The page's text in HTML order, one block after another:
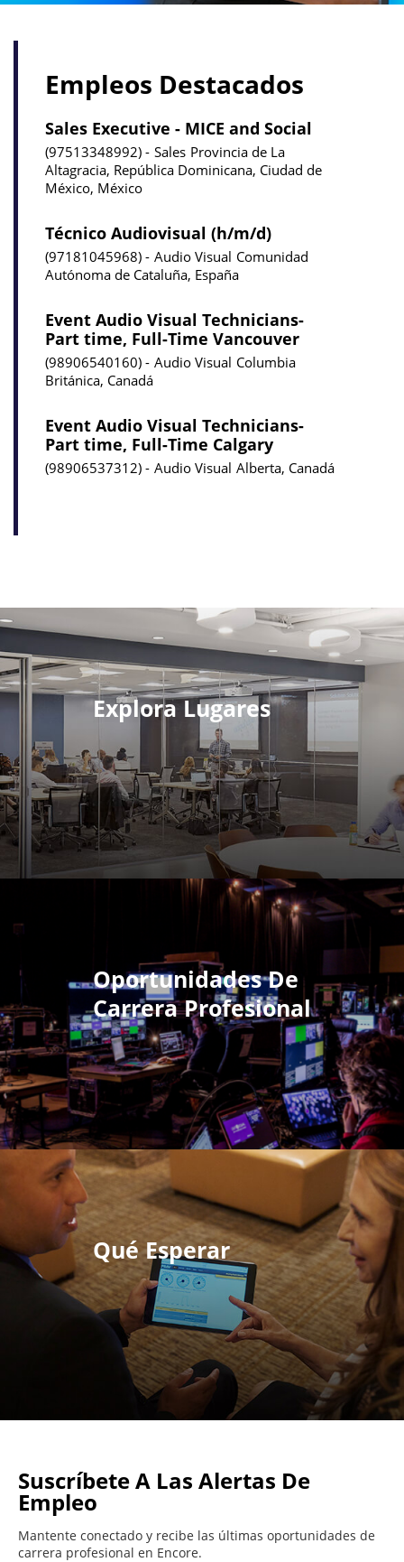
Empleos Destacados
Sales Executive - MICE and Social
97513348992 Sales Provincia de La
Altagracia, República Dominicana, Ciudad de
México, México
Técnico Audiovisual (h/m/d)
97181045968 Audio Visual Comunidad
Autónoma de Cataluña, España
Event Audio Visual Technicians-
Part time, Full-Time Vancouver
98906540160 Audio Visual Columbia
Británica, Canadá
Event Audio Visual Technicians-
Part time, Full-Time Calgary
98906537312 Audio Visual Alberta, Canadá
Explora Lugares
Oportunidades De
Carrera Profesional
Qué Esperar
Suscríbete A Las Alertas De
Empleo
Mantente conectado y recibe las últimas oportunidades de
carrera profesional en Encore.